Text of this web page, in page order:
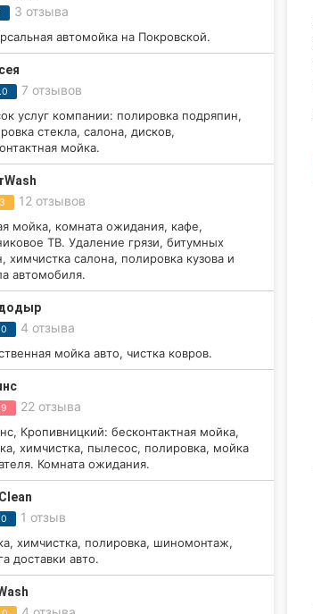
3 отзыва
автомойка на Покровской.
7 отзывов
услуг компании: полировка подряпин,
стекла, салона, дисков,
мойка.
12 отзывов
мойка, комната ожидания, кафе,
ТВ. Удаление грязи, битумных
химчистка салона, полировка кузова и
автомобиля.
4 отзыва
мойка авто, чистка ковров.
22 отзыва
Кропивницкий: бесконтактная мойка,
химчистка, пылесос, полировка, мойка
Комната ожидания.
1 отзыв
химчистка, полировка, шиномонтаж,
доставки авто.